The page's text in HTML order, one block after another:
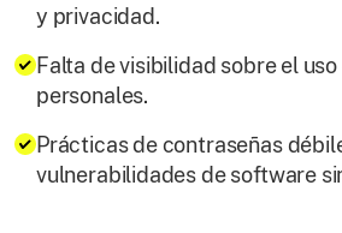
y privacidad.
Falta de visibilidad sobre el
personales.
Prácticas de contraseñas
vulnerabilidades de software